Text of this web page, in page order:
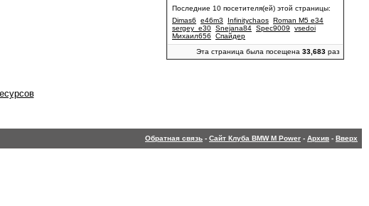
Последние 10 посетителя(ей) этой страницы:
Dimas6
e46m3 Infinitychaos Roman M5 e34
sergey_e30 Snejana84 Spec9009
vsedoi
Михаил656
Спайдер
Эта страница была посещена 33,683 раз
Обратная связь - Сайт Клуба BMW M Power - Архив - Вверх